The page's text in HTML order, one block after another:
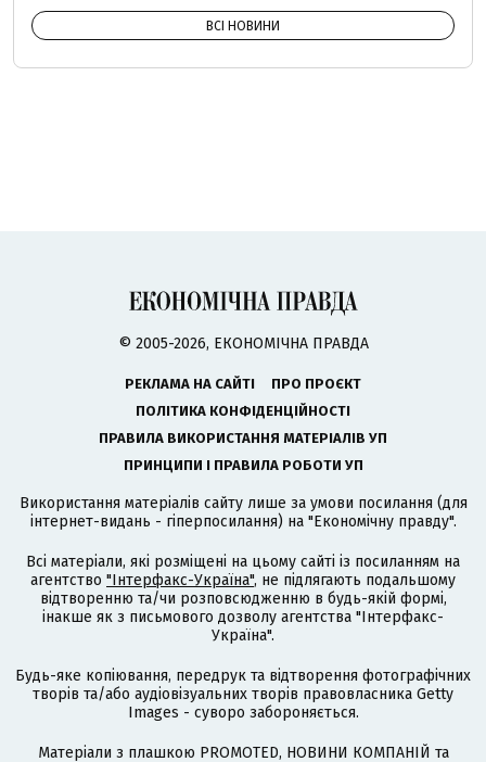
ВСІ НОВИНИ
© 2005-2026, ЕКОНОМІЧНА ПРАВДА
РЕКЛАМА НА САЙТІ
ПРО ПРОЄКТ
ПОЛІТИКА КОНФІДЕНЦІЙНОСТІ
ПРАВИЛА ВИКОРИСТАННЯ МАТЕРІАЛІВ УП
ПРИНЦИПИ І ПРАВИЛА РОБОТИ УП
Використання матеріалів сайту лише за умови посилання (для
інтернет-видань - гіперпосилання) на "Економічну правду".
Всі матеріали, які розміщені на цьому сайті із посиланням на
агентство "Інтерфакс-Україна", не підлягають подальшому
відтворенню та/чи розповсюдженню в будь-якій формі,
інакше як з письмового дозволу агентства "Інтерфакс-
Україна".
Будь-яке копіювання, передрук та відтворення фотографічних
творів та/або аудіовізуальних творів правовласника Getty
Images - суворо забороняється.
Матеріали з плашкою PROMOTED, НОВИНИ КОМПАНІЙ та